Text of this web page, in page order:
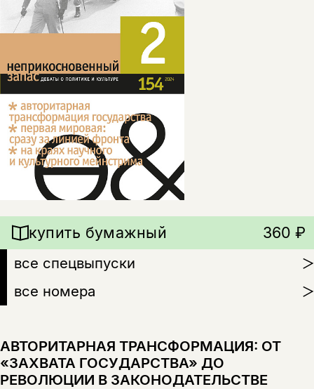
все спецвыпуски
все номера
купить бумажный 360 ₽
АВТОРИТАРНАЯ ТРАНСФОРМАЦИЯ: ОТ
«ЗАХВАТА ГОСУДАРСТВА» ДО
РЕВОЛЮЦИИ В ЗАКОНОДАТЕЛЬСТВЕ